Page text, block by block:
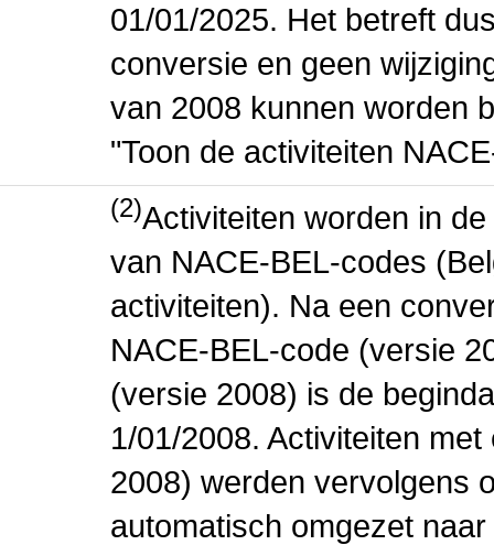
01/01/2025. Het betreft
conversie en geen
van 2008 kunnen worden
"Toon de activiteiten
(2)Activiteiten worden in
van NACE-BEL-codes
activiteiten). Na een
NACE-BEL-code (versie
(versie 2008) is de
1/01/2008. Activiteiten
2008) werden vervolgens
automatisch omgezet